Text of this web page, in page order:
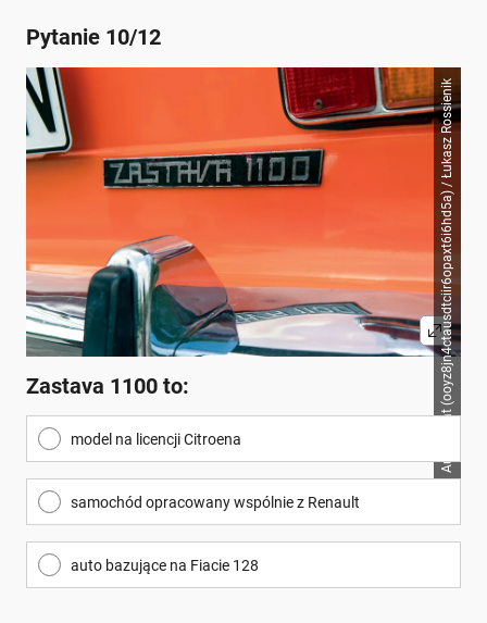
Pytanie 10/12
Auto Świat (ooyz8jn4ctausdtciir6opaxt6i6hd5a) / Łukasz Rossienik
Zastava 1100 to:
model na licencji Citroena
samochód opracowany wspólnie z Renault
auto bazujące na Fiacie 128